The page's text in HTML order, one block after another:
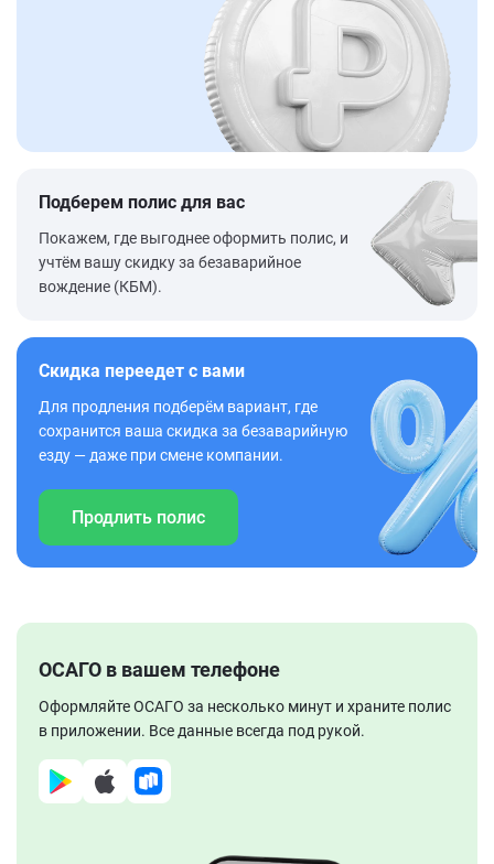
Подберем полис для вас
Покажем, где выгоднее оформить полис, и
учтём вашу скидку за безаварийное
вождение (КБМ).
Скидка переедет с вами
Для продления подберём вариант, где
сохранится ваша скидка за безаварийную
езду — даже при смене компании.
Продлить полис
ОСАГО в вашем телефоне
Оформляйте ОСАГО за несколько минут и храните полис
в приложении. Все данные всегда под рукой.